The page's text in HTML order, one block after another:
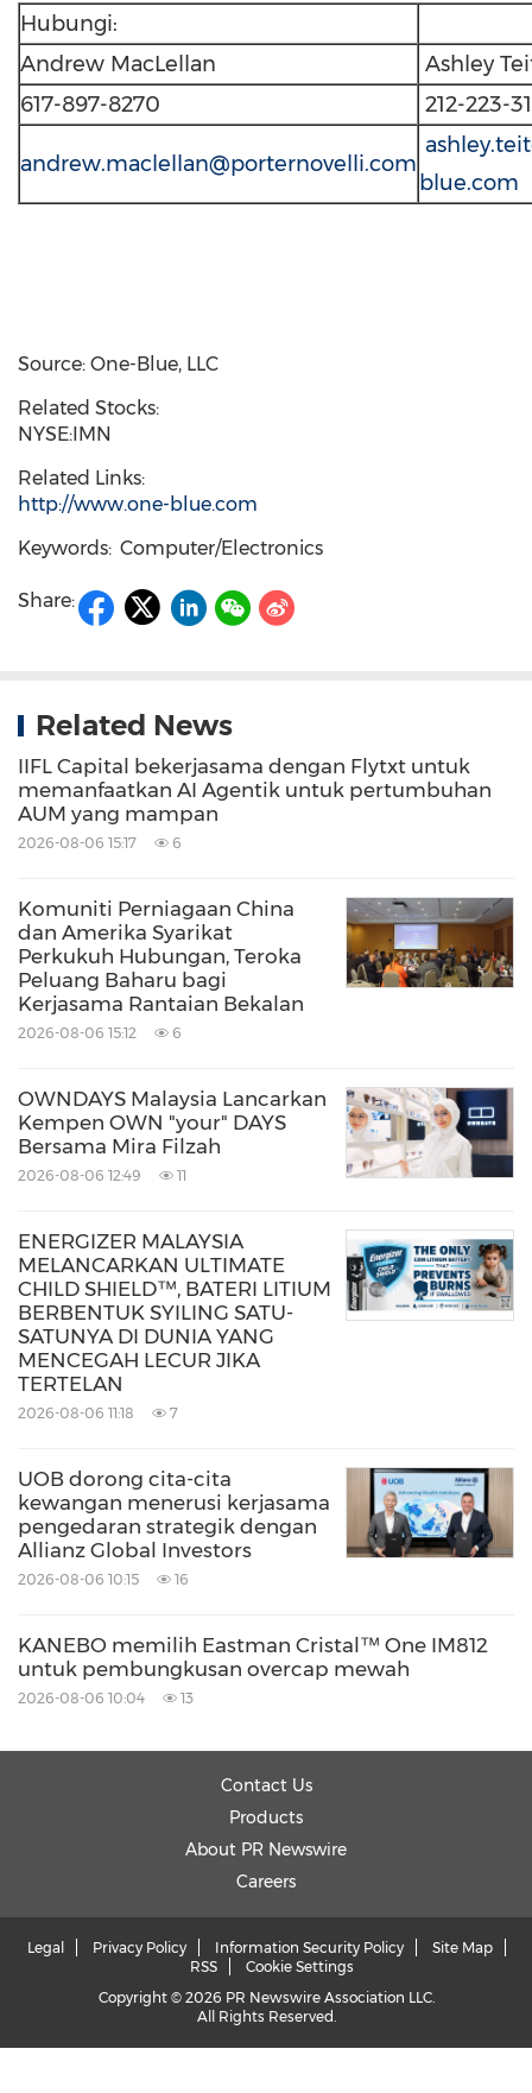
Hubungi:
Andrew MacLellan
Ashley
617-897-8270
212-223-
andrew.maclellan@porternovelli.com
blue.com
Source: One-Blue, LLC
Related Stocks:
NYSE:IMN
Related Links:
http://www.one-blue.com
Keywords: Computer/Electronics
Share:
Related News
IIFL Capital bekerjasama dengan Flytxt untuk
memanfaatkan AI Agentik untuk pertumbuhan
AUM yang mampan
2026-08-06 15:17 6
Komuniti Perniagaan China
dan Amerika Syarikat
Perkukuh Hubungan, Teroka
Peluang Baharu bagi
Kerjasama Rantaian Bekalan
2026-08-06 15:12 6
OWNDAYS Malaysia Lancarkan
Kempen OWN "your" DAYS
Bersama Mira Filzah
2026-08-06 12:49 11
ENERGIZER MALAYSIA
MELANCARKAN ULTIMATE
CHILD SHIELD™, BATERI LITIUM
BERBENTUK SYILING SATU-
SATUNYA DI DUNIA YANG
MENCEGAH LECUR JIKA
TERTELAN
2026-08-06 11:18 7
UOB dorong cita-cita
kewangan menerusi kerjasama
pengedaran strategik dengan
Allianz Global Investors
2026-08-06 10:15 16
KANEBO memilih Eastman Cristal™ One IM812
untuk pembungkusan overcap mewah
2026-08-06 10:04 13
Contact Us
Products
About PR Newswire
Careers
Legal Privacy Policy Information Security Policy
Site Map
RSS
Cookie Settings
Copyright © 2026 PR Newswire Association LLC.
All Rights Reserved.